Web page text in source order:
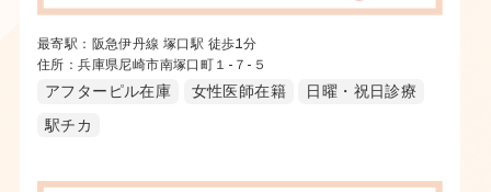
最寄駅：阪急伊丹線 塚口駅 徒歩1分
住所：兵庫県尼崎市南塚口町１-７-５
アフターピル在庫 女性医師在籍
日曜・祝日診療
駅チカ